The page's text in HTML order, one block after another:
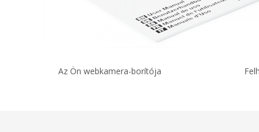
Az Ön webkamera-borítója